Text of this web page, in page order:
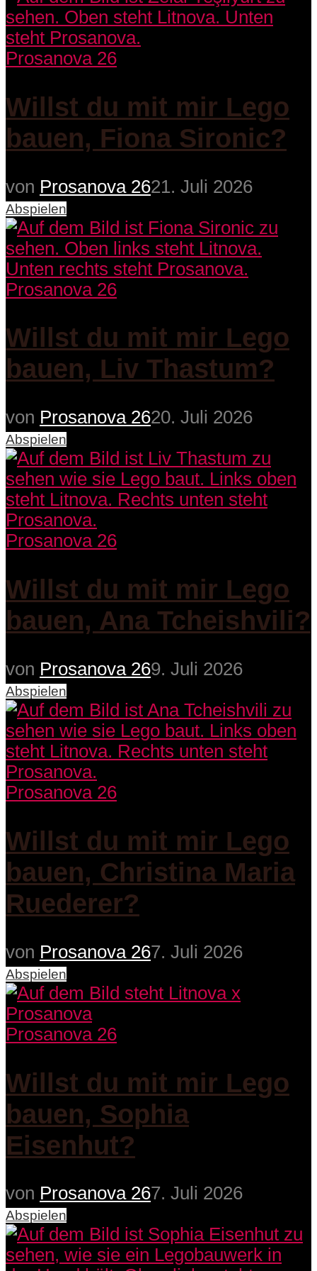
Prosanova 26
Willst du mit mir Lego
bauen, Fiona Sironic?
von Prosanova 2621. Juli 2026
Abspielen
Prosanova 26
Willst du mit mir Lego
bauen, Liv Thastum?
von Prosanova 2620. Juli 2026
Abspielen
Prosanova 26
Willst du mit mir Lego
bauen, Ana Tcheishvili?
von Prosanova 269. Juli 2026
Abspielen
Prosanova 26
Willst du mit mir Lego
bauen, Christina Maria
Ruederer?
von Prosanova 267. Juli 2026
Abspielen
Prosanova 26
Willst du mit mir Lego
bauen, Sophia
Eisenhut?
von Prosanova 267. Juli 2026
Abspielen